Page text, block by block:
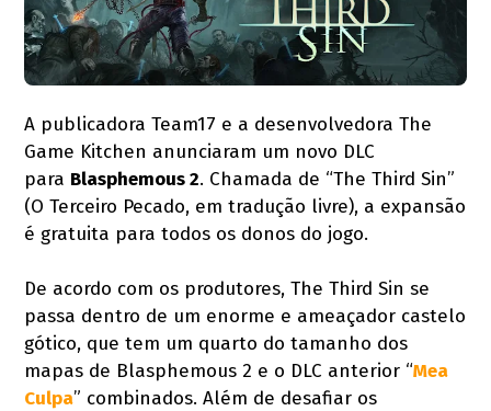
A publicadora Team17 e a desenvolvedora The
Game Kitchen anunciaram um novo DLC
para Blasphemous 2. Chamada de “The Third Sin”
(O Terceiro Pecado, em tradução livre), a expansão
é gratuita para todos os donos do jogo.
De acordo com os produtores, The Third Sin se
passa dentro de um enorme e ameaçador castelo
gótico, que tem um quarto do tamanho dos
mapas de Blasphemous 2 e o DLC anterior “Mea
Culpa” combinados. Além de desafiar os